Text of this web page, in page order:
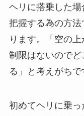
ヘリに搭乗した
把握する為の方
ります。「空の
制限はないので
る」と考えがちで
初めてヘリに乗